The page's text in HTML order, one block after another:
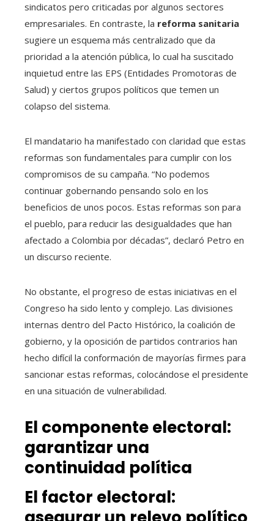
sindicatos pero criticadas por algunos sectores
empresariales. En contraste, la reforma sanitaria
sugiere un esquema más centralizado que da
prioridad a la atención pública, lo cual ha suscitado
inquietud entre las EPS (Entidades Promotoras de
Salud) y ciertos grupos políticos que temen un
colapso del sistema.
El mandatario ha manifestado con claridad que estas
reformas son fundamentales para cumplir con los
compromisos de su campaña. “No podemos
continuar gobernando pensando solo en los
beneficios de unos pocos. Estas reformas son para
el pueblo, para reducir las desigualdades que han
afectado a Colombia por décadas”, declaró Petro en
un discurso reciente.
No obstante, el progreso de estas iniciativas en el
Congreso ha sido lento y complejo. Las divisiones
internas dentro del Pacto Histórico, la coalición de
gobierno, y la oposición de partidos contrarios han
hecho difícil la conformación de mayorías firmes para
sancionar estas reformas, colocándose el presidente
en una situación de vulnerabilidad.
El componente electoral:
garantizar una
continuidad política
El factor electoral: